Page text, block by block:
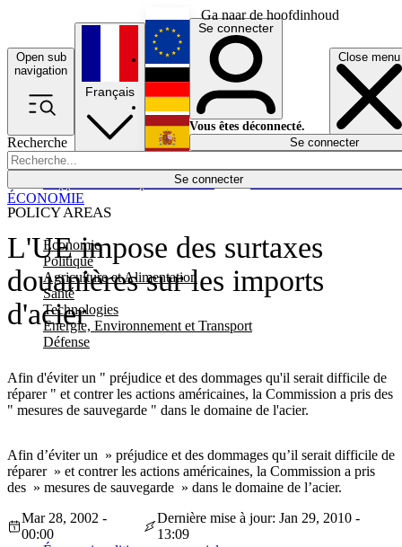
Ga naar de hoofdinhoud
Open sub
navigation
Close menu
Recherche
Se connecter
POLICY AREAS
Economie
Politique
Agriculture et Alimentation
Santé
Technologies
Energie, Environnement et Transport
Défense
Économie
Français
English
Deutsch
Español
Se connecter
Vous êtes déconnecté.
Se connecter
L'UE impose des surtaxes
douanières sur les imports
d'acier
Afin d'éviter un " préjudice et des dommages qu'il serait difficile de
réparer " et contrer les actions américaines, la Commission a pris des
" mesures de sauvegarde " dans le domaine de l'acier.
ÉCONOMIE
Afin d’éviter un » préjudice et des dommages qu’il serait difficile de
réparer » et contrer les actions américaines, la Commission a pris
des » mesures de sauvegarde » dans le domaine de l’acier.
Mar 28, 2002 -
00:00
Dernière mise à jour: Jan 29, 2010 -
13:09